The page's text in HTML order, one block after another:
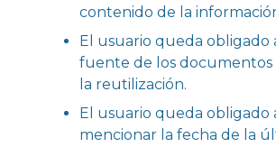
contenido de la
El usuario queda obligado
fuente de los documentos
la reutilización.
El usuario queda obligado
mencionar la fecha de la